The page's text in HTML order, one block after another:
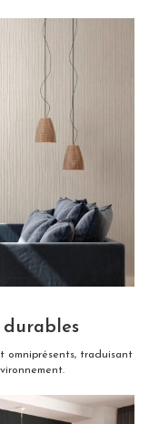
omniprésents, traduisant